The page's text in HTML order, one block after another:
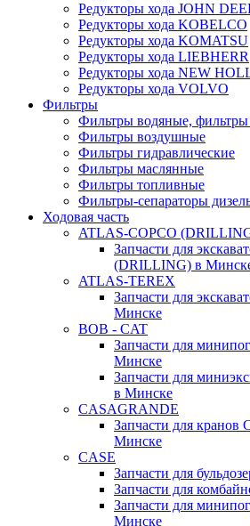
Редукторы хода JOHN
Редукторы хода KOBELCO
Редукторы хода KOMATSU
Редукторы хода LIEBHERR
Редукторы хода NEW
Редукторы хода VOLVO
Фильтры
Фильтры водяные,
Фильтры воздушные
Фильтры гидравлические
Фильтры маслянные
Фильтры топливные
Фильтры-сепараторы
Ходовая часть
ATLAS-COPCO
Запчасти для
(DRILLING) в
ATLAS-TEREX
Запчасти для
Минске
BOB - CAT
Запчасти для
Минске
Запчасти для
в Минске
CASAGRANDE
Запчасти для
Минске
CASE
Запчасти для
Запчасти для
Запчасти для
Минске